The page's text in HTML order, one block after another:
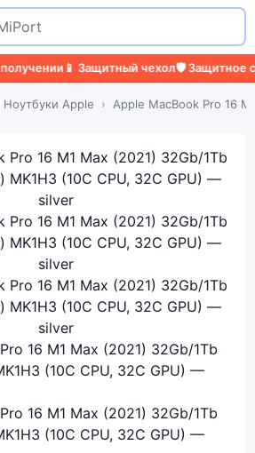
📱 Защитный чехол🛡️ Защитное стекло🔧
Ноутбуки Apple Apple MacBook Pro 16